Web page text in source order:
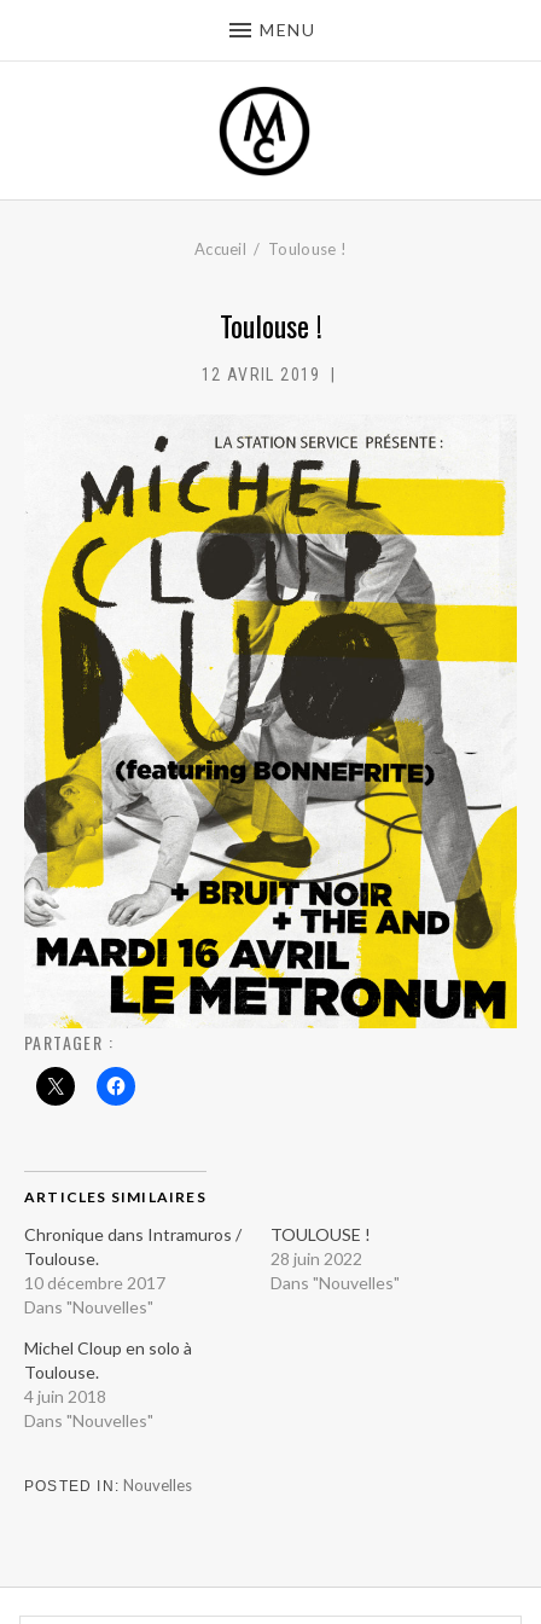
MENU
Accueil Toulouse !
Toulouse !
12 AVRIL 2019
PARTAGER :
ARTICLES SIMILAIRES
Chronique dans Intramuros /
Toulouse.
10 décembre 2017
Dans "Nouvelles"
TOULOUSE !
28 juin 2022
Dans "Nouvelles"
Michel Cloup en solo à
Toulouse.
4 juin 2018
Dans "Nouvelles"
POSTED IN Nouvelles